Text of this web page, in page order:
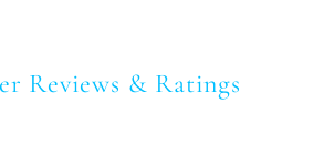
Reviews & Ratings